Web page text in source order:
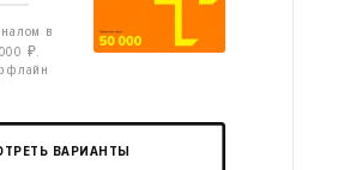
в
₽.
ВАРИАНТЫ